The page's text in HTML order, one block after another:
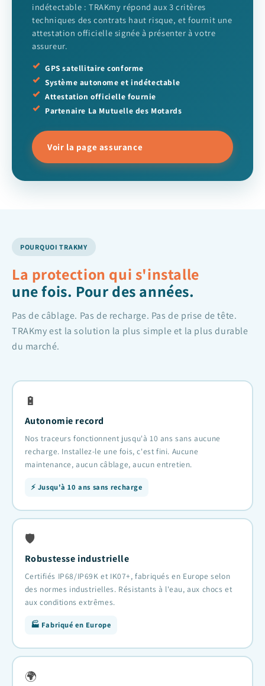
indétectable : TRAKmy répond aux 3 critères
techniques des contrats haut risque, et fournit une
attestation officielle signée à présenter à votre
assureur.
GPS satellitaire conforme
Système autonome et indétectable
Attestation officielle fournie
Partenaire La Mutuelle des Motards
Voir la page assurance
POURQUOI TRAKMY
La protection qui s'installe
une fois. Pour des années.
Pas de câblage. Pas de recharge. Pas de prise de tête.
TRAKmy est la solution la plus simple et la plus durable
du marché.
🔋
Autonomie record
Nos traceurs fonctionnent jusqu'à 10 ans sans aucune
recharge. Installez-le une fois, c'est fini. Aucune
maintenance, aucun câblage, aucun entretien.
⚡ Jusqu'à 10 ans sans recharge
🛡️
Robustesse industrielle
Certifiés IP68/IP69K et IK07+, fabriqués en Europe selon
des normes industrielles. Résistants à l'eau, aux chocs et
aux conditions extrêmes.
🏭 Fabriqué en Europe
🌍